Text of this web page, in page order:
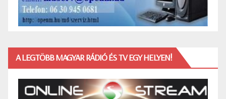
A LEGTÖBB MAGYAR RÁDIÓ ÉS TV EGY HELYEN!